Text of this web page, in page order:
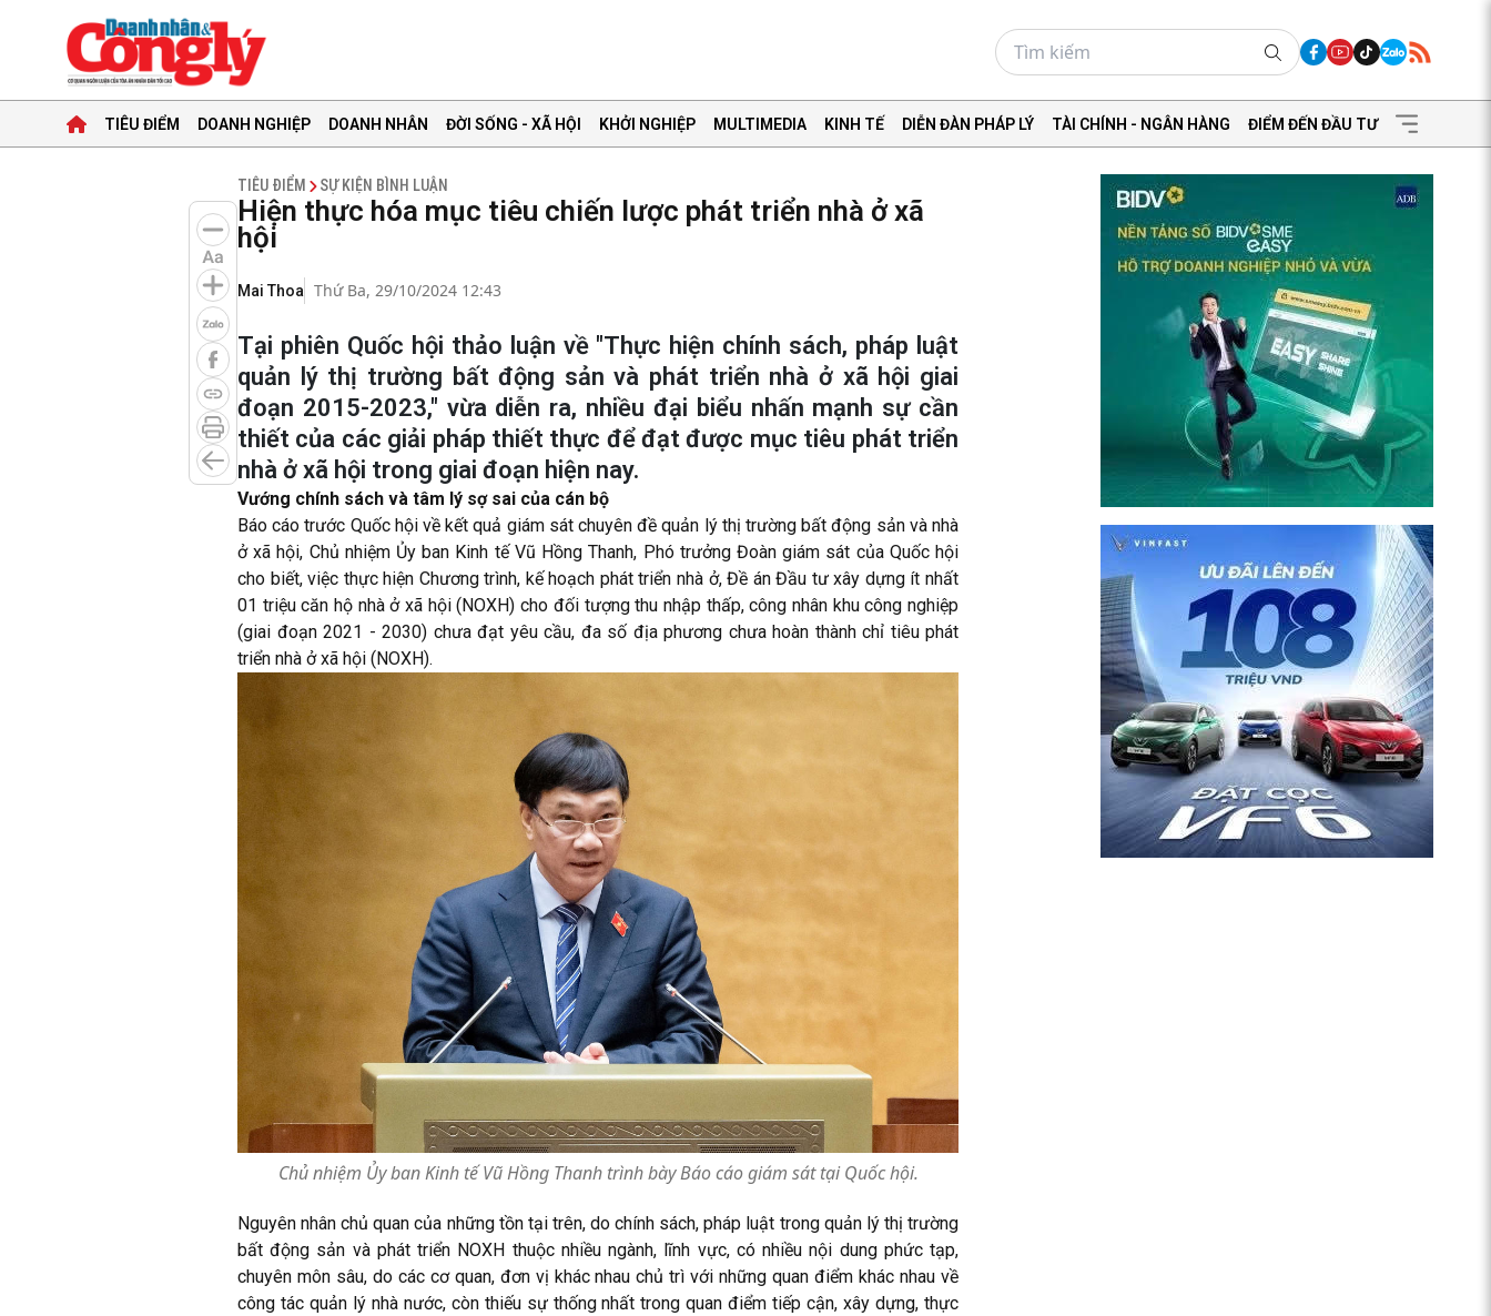
TIÊU ĐIỂM DOANH NGHIỆP DOANH NHÂN ĐỜI SỐNG - XÃ HỘI KHỞI NGHIỆP MULTIMEDIA KINH TẾ DIỄN ĐÀN PHÁP LÝ TÀI CHÍNH - NGÂN HÀNG ĐIỂM ĐẾN ĐẦU TƯ
TIÊU ĐIỂM SỰ KIỆN BÌNH LUẬN
Hiện thực hóa mục tiêu chiến lược phát triển nhà ở xã
hội
Mai Thoa Thứ Ba, 29/10/2024 12:43
Tại phiên Quốc hội thảo luận về "Thực hiện chính sách, pháp luật
quản lý thị trường bất động sản và phát triển nhà ở xã hội giai
đoạn 2015-2023," vừa diễn ra, nhiều đại biểu nhấn mạnh sự cần
thiết của các giải pháp thiết thực để đạt được mục tiêu phát triển
nhà ở xã hội trong giai đoạn hiện nay.
Vướng chính sách và tâm lý sợ sai của cán bộ
Báo cáo trước Quốc hội về kết quả giám sát chuyên đề quản lý thị trường bất động sản và nhà
ở xã hội, Chủ nhiệm Ủy ban Kinh tế Vũ Hồng Thanh, Phó trưởng Đoàn giám sát của Quốc hội
cho biết, việc thực hiện Chương trình, kế hoạch phát triển nhà ở, Đề án Đầu tư xây dựng ít nhất
01 triệu căn hộ nhà ở xã hội (NOXH) cho đối tượng thu nhập thấp, công nhân khu công nghiệp
(giai đoạn 2021 - 2030) chưa đạt yêu cầu, đa số địa phương chưa hoàn thành chỉ tiêu phát
triển nhà ở xã hội (NOXH).
Chủ nhiệm Ủy ban Kinh tế Vũ Hồng Thanh trình bày Báo cáo giám sát tại Quốc hội.
Nguyên nhân chủ quan của những tồn tại trên, do chính sách, pháp luật trong quản lý thị trường
bất động sản và phát triển NOXH thuộc nhiều ngành, lĩnh vực, có nhiều nội dung phức tạp,
chuyên môn sâu, do các cơ quan, đơn vị khác nhau chủ trì với những quan điểm khác nhau về
công tác quản lý nhà nước, còn thiếu sự thống nhất trong quan điểm tiếp cận, xây dựng, thực